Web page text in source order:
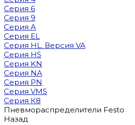
Серия 6
Серия 9
Серия A
Серия EL
Серия HL. Версия VA
Серия HS
Серия KN
Серия NA
Серия PN
Серия VMS
Серия К8
Пневмораспределители Festo
Назад